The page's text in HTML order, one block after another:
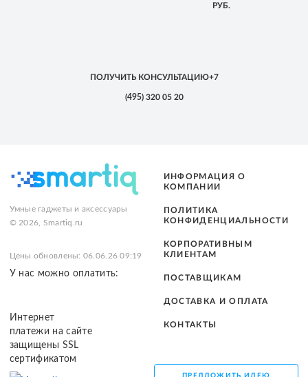
РУБ.
ПОЛУЧИТЬ КОНСУЛЬТАЦИЮ+7
(495)320 05 20
Умные гаджеты и аксессуары
© 2026, Smartiq.ru
Цены обновлены: 06.06.26 09:19
У нас можно оплатить:
Интернет
платежи на сайте
защищены SSL
сертификатом
ИНФОРМАЦИЯ О
КОМПАНИИ
ПОЛИТИКА
КОНФИДЕНЦИАЛЬНОСТИ
КОРПОРАТИВНЫМ
КЛИЕНТАМ
ПОСТАВЩИКАМ
ДОСТАВКА И ОПЛАТА
КОНТАКТЫ
ПРЕДЛОЖИТЬ ИДЕЮ